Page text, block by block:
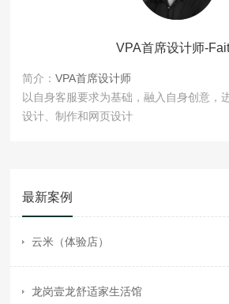
VPA首席设计师-
简介：VPA首席设计师
以自身客服要求为基础，融入自身创意，
设计、制作和网页设计
最新案例
云米（体验店）
龙岗壹龙舒适家生活馆